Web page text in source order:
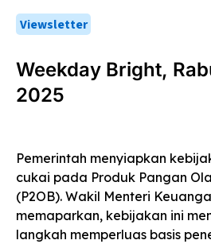
Viewsletter
Weekday Bright,
2025
Pemerintah menyiapkan
cukai pada Produk Pangan
(P2OB). Wakil Menteri
memaparkan, kebijakan ini
langkah memperluas basis